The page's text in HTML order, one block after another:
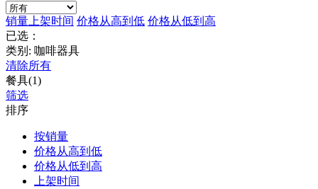
销量 上架时间 价格从高到低 价格从低到高
已选：
类别: 咖啡器具
清除所有
餐具(1)
筛选
排序
按销量
价格从高到低
价格从低到高
上架时间